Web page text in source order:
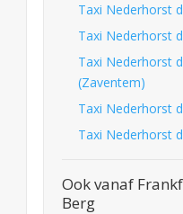
Taxi Nederhorst
Taxi Nederhorst
Taxi Nederhorst
(Zaventem)
Taxi Nederhorst
Taxi Nederhorst
Ook vanaf
Berg